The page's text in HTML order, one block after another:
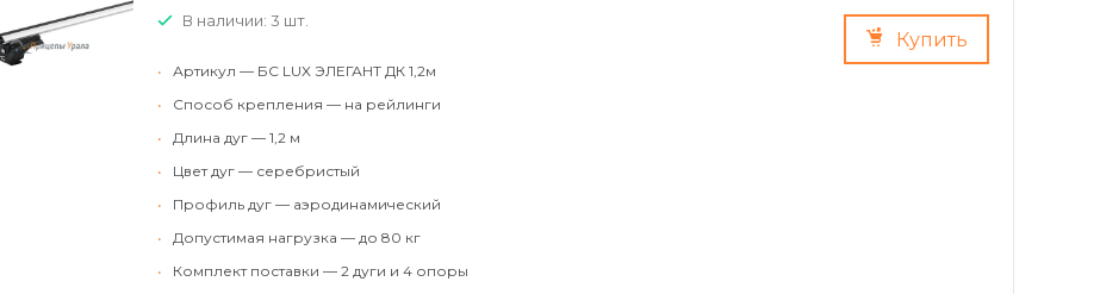
Купить
В наличии: 3 шт.
•
Артикул — БС LUX ЭЛЕГАНТ ДК 1,2м
•
Способ крепления — на рейлинги
•
Длина дуг — 1,2 м
•
Цвет дуг — серебристый
•
Профиль дуг — аэродинамический
•
Допустимая нагрузка — до 80 кг
•
Комплект поставки — 2 дуги и 4 опоры